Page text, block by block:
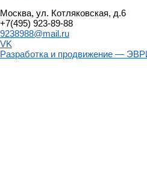
Москва, ул. Котляковская, д.6
+7(495) 923-89-88
9238988@mail.ru
VK
Разработка и продвижение —